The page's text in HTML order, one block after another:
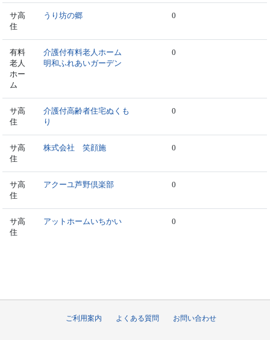
サ高
住
うり坊の郷 0
有料
老人
ホー
ム
介護付有料老人ホーム
明和ふれあいガーデン
0
サ高
住
介護付高齢者住宅ぬくも
り
0
サ高
住
株式会社 笑顔施 0
サ高
住
アクーユ芦野倶楽部 0
サ高
住
アットホームいちかい 0
ご利用案内 よくある質問 お問い合わせ